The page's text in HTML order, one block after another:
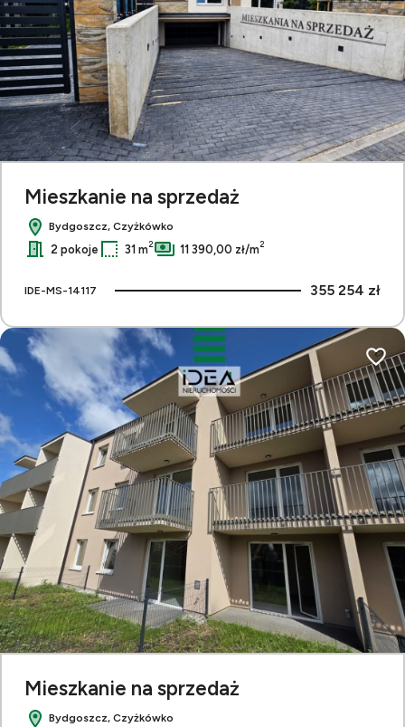
Mieszkanie na sprzedaż
Bydgoszcz, Czyżkówko
2 pokoje 31 m2 11 390,00 zł/m2
IDE-MS-14117 355 254 zł
Dodaj
Mieszkanie na sprzedaż
Bydgoszcz, Czyżkówko